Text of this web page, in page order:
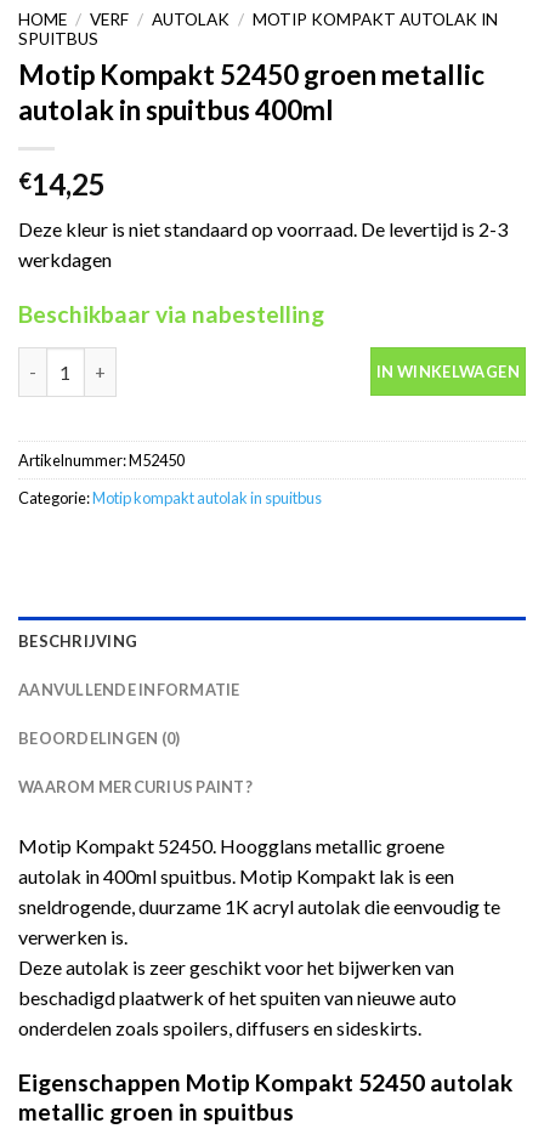
HOME / VERF / AUTOLAK / MOTIP KOMPAKT AUTOLAK IN
SPUITBUS
Motip Kompakt 52450 groen metallic
autolak in spuitbus 400ml
€14,25
Deze kleur is niet standaard op voorraad. De levertijd is 2-3
werkdagen
Beschikbaar via nabestelling
Motip Kompakt 52450 groen metallic autolak in spuitbus 400ml
IN WINKELWAGEN
Artikelnummer:M52450
Categorie:Motip kompakt autolak in spuitbus
BESCHRIJVING
AANVULLENDE INFORMATIE
BEOORDELINGEN (0)
WAAROM MERCURIUS PAINT?
Motip Kompakt 52450. Hoogglans metallic groene
autolak in 400ml spuitbus. Motip Kompakt lak is een
sneldrogende, duurzame 1K acryl autolak die eenvoudig te
verwerken is.
Deze autolak is zeer geschikt voor het bijwerken van
beschadigd plaatwerk of het spuiten van nieuwe auto
onderdelen zoals spoilers, diffusers en sideskirts.
Eigenschappen Motip Kompakt 52450 autolak
metallic groen in spuitbus